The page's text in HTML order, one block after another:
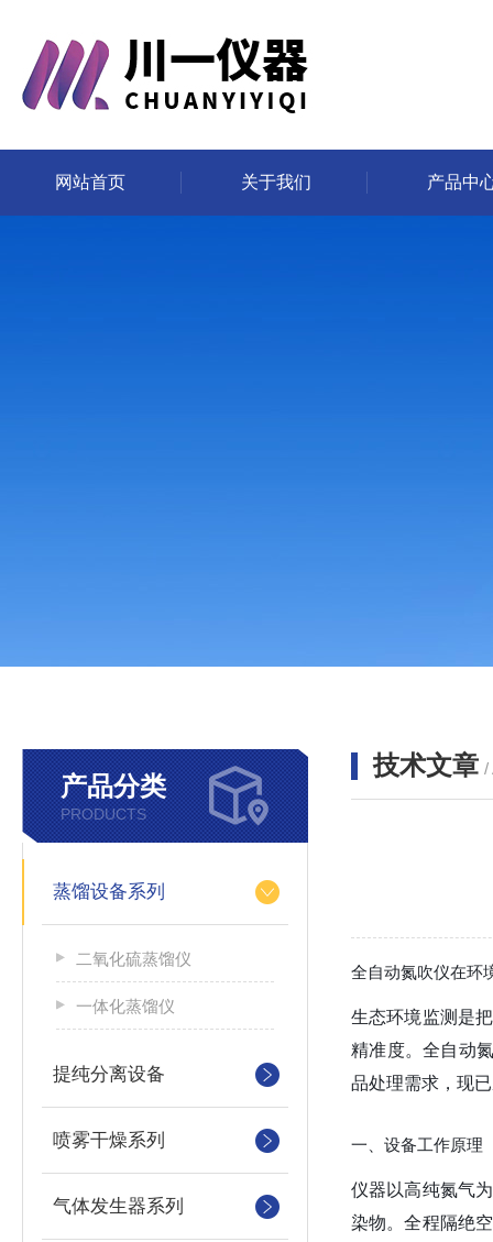
网站首页 关于我们 产品中
产品分类
PRODUCTS
蒸馏设备系列
二氧化硫蒸馏仪
一体化蒸馏仪
提纯分离设备
喷雾干燥系列
气体发生器系列
技术文章 /
全自动氮吹仪在环
生态环境监测是
精准度。全自动
品处理需求，现
一、设备工作原理
仪器以高纯氮气
染物。全程隔绝